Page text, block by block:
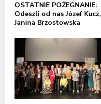
OSTATNIE POŻEGNANIE:
Odeszli od nas Józef Kucz,
Janina Brzostowska